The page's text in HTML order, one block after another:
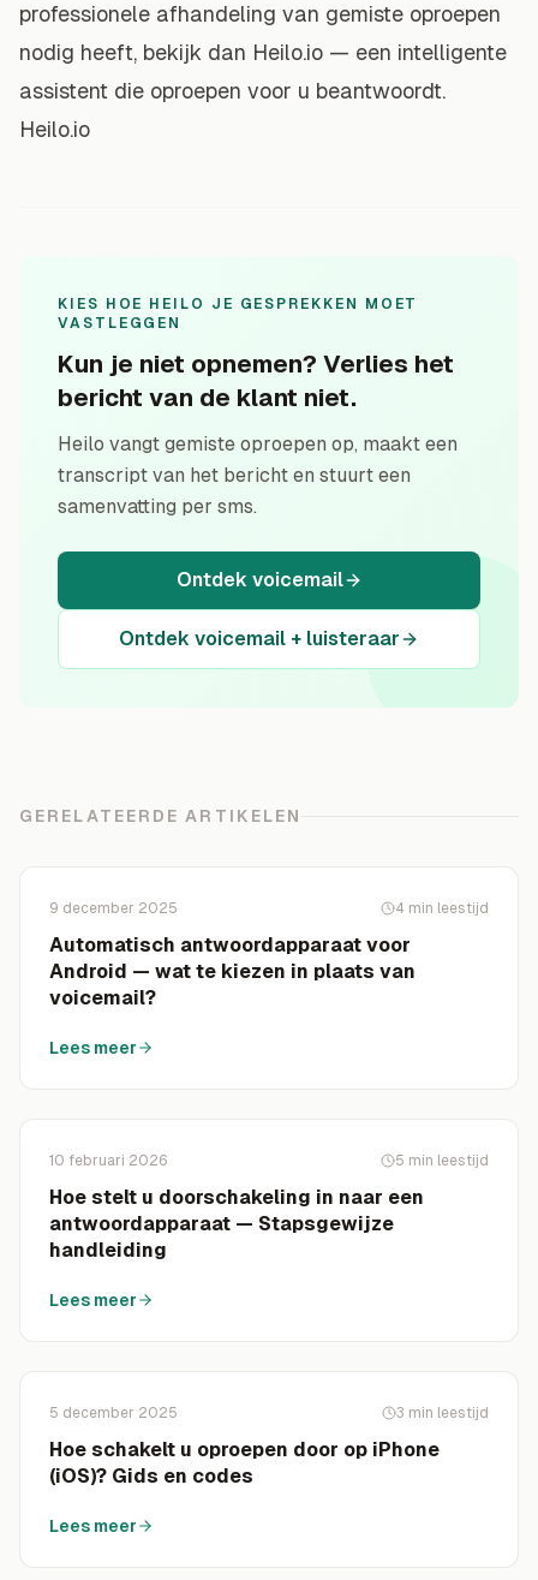
professionele afhandeling van gemiste oproepen
nodig heeft, bekijk dan Heilo.io — een intelligente
assistent die oproepen voor u beantwoordt.
Heilo.io
KIES HOE HEILO JE GESPREKKEN MOET
VASTLEGGEN
Kun je niet opnemen? Verlies het
bericht van de klant niet.
Heilo vangt gemiste oproepen op, maakt een
transcript van het bericht en stuurt een
samenvatting per sms.
Ontdek voicemail
Ontdek voicemail + luisteraar
GERELATEERDE ARTIKELEN
9 december 2025 4 min leestijd
Automatisch antwoordapparaat voor
Android — wat te kiezen in plaats van
voicemail?
Lees meer
10 februari 2026 5 min leestijd
Hoe stelt u doorschakeling in naar een
antwoordapparaat — Stapsgewijze
handleiding
Lees meer
5 december 2025 3 min leestijd
Hoe schakelt u oproepen door op iPhone
(iOS)? Gids en codes
Lees meer